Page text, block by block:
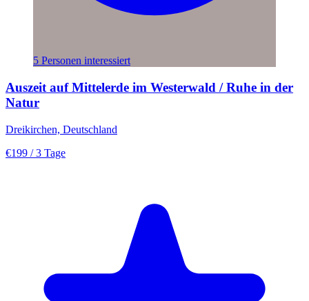
5 Personen interessiert
Auszeit auf Mittelerde im Westerwald / Ruhe in der
Natur
Dreikirchen, Deutschland
€199 / 3 Tage